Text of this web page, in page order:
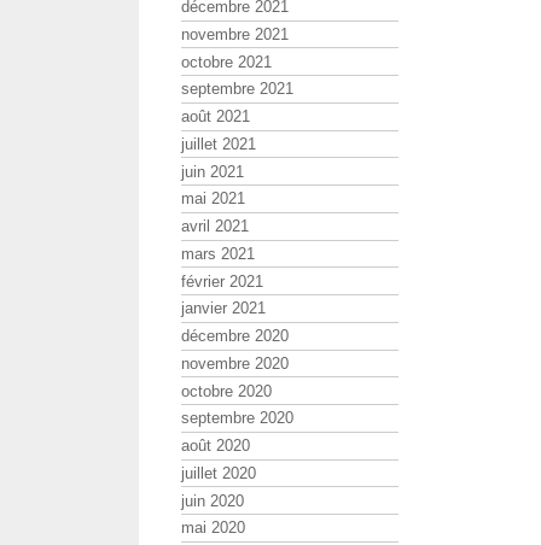
décembre 2021
novembre 2021
octobre 2021
septembre 2021
août 2021
juillet 2021
juin 2021
mai 2021
avril 2021
mars 2021
février 2021
janvier 2021
décembre 2020
novembre 2020
octobre 2020
septembre 2020
août 2020
juillet 2020
juin 2020
mai 2020